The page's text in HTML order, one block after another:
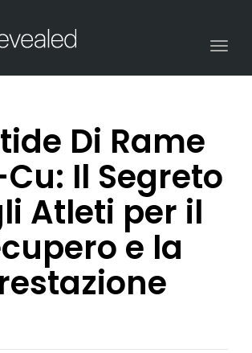
Di Rame
Il Segreto
Atleti per il
e la